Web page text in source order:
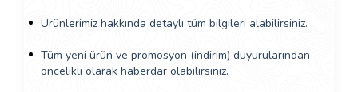
Ürünlerimiz hakkında detaylı tüm bilgileri alabilirsiniz.
Tüm yeni ürün ve promosyon (indirim) duyurularından
öncelikli olarak haberdar olabilirsiniz.